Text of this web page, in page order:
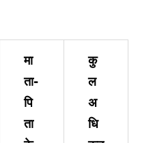
मा
ता-
पि
ता
कु
ल
अ
धि